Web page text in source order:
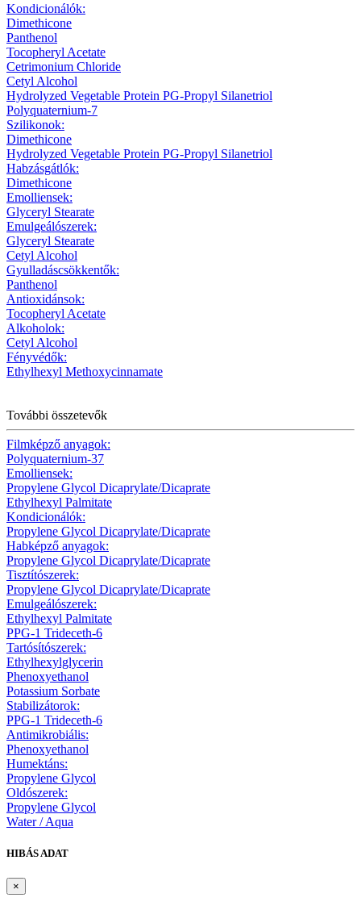
Kondicionálók:
Dimethicone
Panthenol
Tocopheryl Acetate
Cetrimonium Chloride
Cetyl Alcohol
Hydrolyzed Vegetable Protein PG-Propyl Silanetriol
Polyquaternium-7
Szilikonok:
Dimethicone
Hydrolyzed Vegetable Protein PG-Propyl Silanetriol
Habzásgátlók:
Dimethicone
Emolliensek:
Glyceryl Stearate
Emulgeálószerek:
Glyceryl Stearate
Cetyl Alcohol
Gyulladáscsökkentők:
Panthenol
Antioxidánsok:
Tocopheryl Acetate
Alkoholok:
Cetyl Alcohol
Fényvédők:
Ethylhexyl Methoxycinnamate
További összetevők
Filmképző anyagok:
Polyquaternium-37
Emolliensek:
Propylene Glycol Dicaprylate/Dicaprate
Ethylhexyl Palmitate
Kondicionálók:
Propylene Glycol Dicaprylate/Dicaprate
Habképző anyagok:
Propylene Glycol Dicaprylate/Dicaprate
Tisztítószerek:
Propylene Glycol Dicaprylate/Dicaprate
Emulgeálószerek:
Ethylhexyl Palmitate
PPG-1 Trideceth-6
Tartósítószerek:
Ethylhexylglycerin
Phenoxyethanol
Potassium Sorbate
Stabilizátorok:
PPG-1 Trideceth-6
Antimikrobiális:
Phenoxyethanol
Humektáns:
Propylene Glycol
Oldószerek:
Propylene Glycol
Water / Aqua
HIBÁS ADAT
×